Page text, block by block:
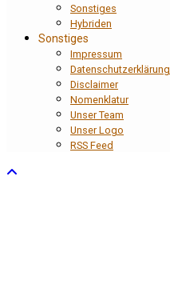
Sonstiges
Hybriden
Sonstiges
Impressum
Datenschutzerklärung
Disclaimer
Nomenklatur
Unser Team
Unser Logo
RSS Feed